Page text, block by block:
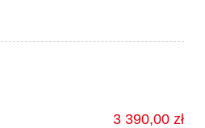
3 390,00 zł